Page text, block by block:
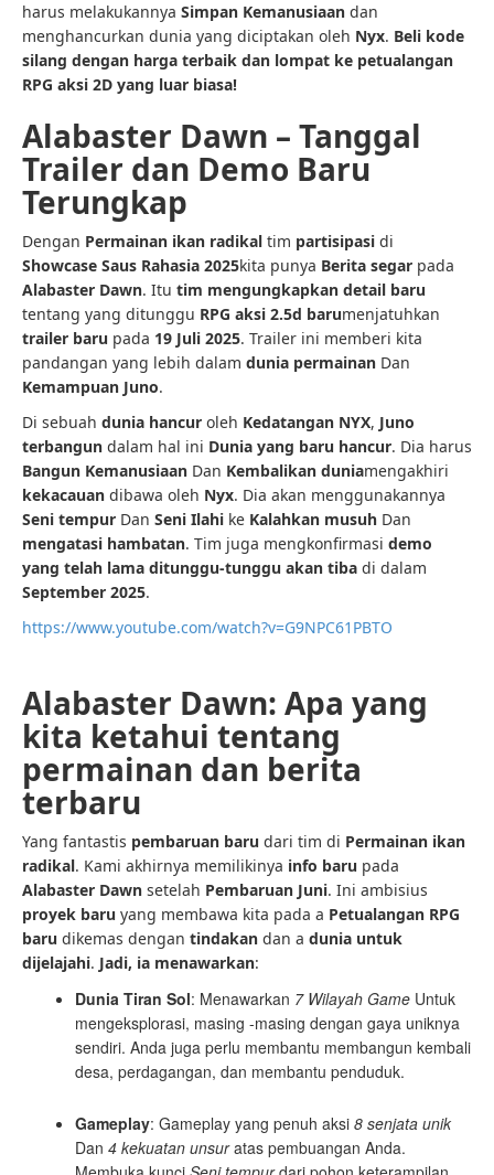
harus melakukannya Simpan Kemanusiaan dan
menghancurkan dunia yang diciptakan oleh Nyx. Beli kode
silang dengan harga terbaik dan lompat ke petualangan
RPG aksi 2D yang luar biasa!
Alabaster Dawn – Tanggal
Trailer dan Demo Baru
Terungkap
Dengan Permainan ikan radikal tim partisipasi di
Showcase Saus Rahasia 2025kita punya Berita segar pada
Alabaster Dawn. Itu tim mengungkapkan detail baru
tentang yang ditunggu RPG aksi 2.5d barumenjatuhkan
trailer baru pada 19 Juli 2025. Trailer ini memberi kita
pandangan yang lebih dalam dunia permainan Dan
Kemampuan Juno.
Di sebuah dunia hancur oleh Kedatangan NYX, Juno
terbangun dalam hal ini Dunia yang baru hancur. Dia harus
Bangun Kemanusiaan Dan Kembalikan duniamengakhiri
kekacauan dibawa oleh Nyx. Dia akan menggunakannya
Seni tempur Dan Seni Ilahi ke Kalahkan musuh Dan
mengatasi hambatan. Tim juga mengkonfirmasi demo
yang telah lama ditunggu-tunggu akan tiba di dalam
September 2025.
https://www.youtube.com/watch?v=G9NPC61PBTO
Alabaster Dawn: Apa yang
kita ketahui tentang
permainan dan berita
terbaru
Yang fantastis pembaruan baru dari tim di Permainan ikan
radikal. Kami akhirnya memilikinya info baru pada
Alabaster Dawn setelah Pembaruan Juni. Ini ambisius
proyek baru yang membawa kita pada a Petualangan RPG
baru dikemas dengan tindakan dan a dunia untuk
dijelajahi. Jadi, ia menawarkan:
Dunia Tiran Sol: Menawarkan 7 Wilayah Game Untuk
mengeksplorasi, masing -masing dengan gaya uniknya
sendiri. Anda juga perlu membantu membangun kembali
desa, perdagangan, dan membantu penduduk.
Gameplay: Gameplay yang penuh aksi 8 senjata unik
Dan 4 kekuatan unsuratas pembuangan Anda.